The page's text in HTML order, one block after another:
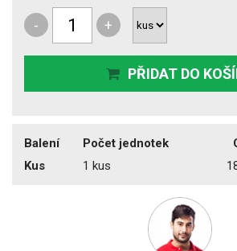
- +
PŘIDAT DO
Balení Počet jednotek
Kus
1 kus